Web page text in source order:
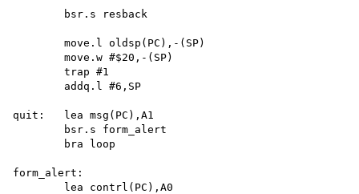
        bsr.s resback
        move.l oldsp(PC),-(SP)
        move.w #$20,-(SP)
        trap #1
        addq.l #6,SP
quit:   lea msg(PC),A1
        bsr.s form_alert
        bra loop
form_alert:
        lea contrl(PC),A0